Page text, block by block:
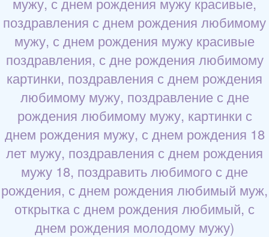
поздравления с днем рождения любимому
мужу, с днем рождения мужу красивые
поздравления, с дне рождения любимому
картинки, поздравления с днем рождения
любимому мужу, поздравление с дне
рождения любимому мужу, картинки с
днем рождения мужу, с днем рождения 18
лет мужу, поздравления с днем рождения
мужу 18, поздравить любимого с дне
рождения, с днем рождения любимый муж,
открытка с днем рождения любимый, с
днем рождения молодому мужу)